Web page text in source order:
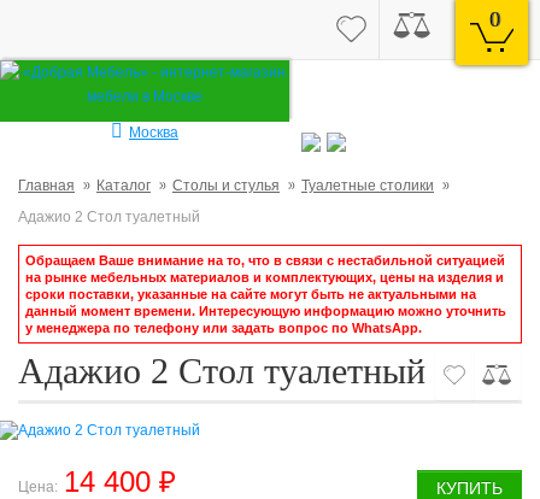
0
Москва
Главная Каталог Столы и стулья
Туалетные столики
Адажио 2 Стол туалетный
Обращаем Ваше внимание на то, что в связи с нестабильной ситуацией
на рынке мебельных материалов и комплектующих, цены на изделия и
сроки поставки, указанные на сайте могут быть не актуальными на
данный момент времени. Интересующую информацию можно уточнить
у менеджера по телефону или задать вопрос по WhatsApp.
Адажио 2 Стол туалетный
КУПИТЬ
Цена: 14 400 ₽